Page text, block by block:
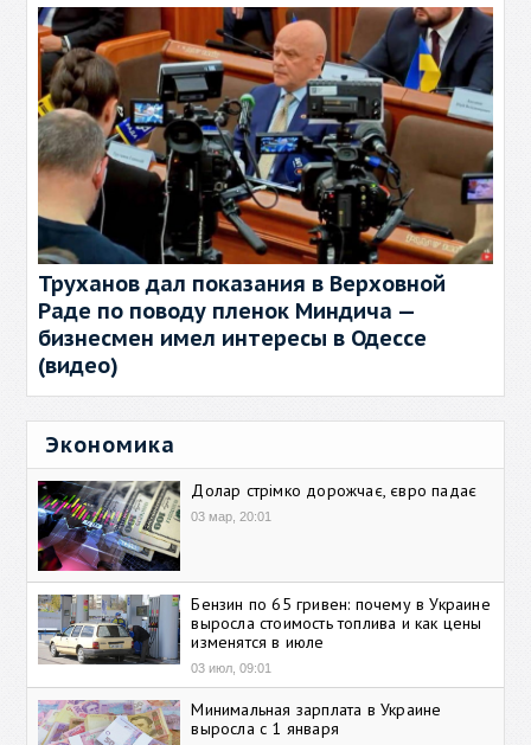
Труханов дал показания в Верховной
Раде по поводу пленок Миндича —
бизнесмен имел интересы в Одессе
(видео)
Экономика
Долар стрімко дорожчає, євро падає
03 мар, 20:01
Бензин по 65 гривен: почему в Украине
выросла стоимость топлива и как цены
изменятся в июле
03 июл, 09:01
Минимальная зарплата в Украине
выросла с 1 января